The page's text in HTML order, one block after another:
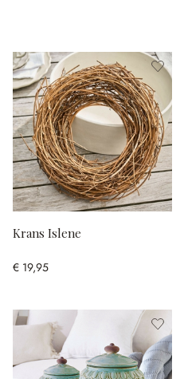
Krans Islene
€ 19,95